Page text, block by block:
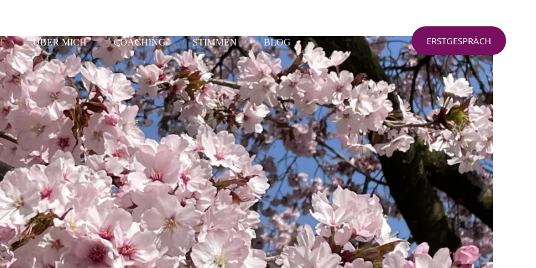
ÜBER MICH COACHING STIMMEN BLOG ERSTGESPRÄCH